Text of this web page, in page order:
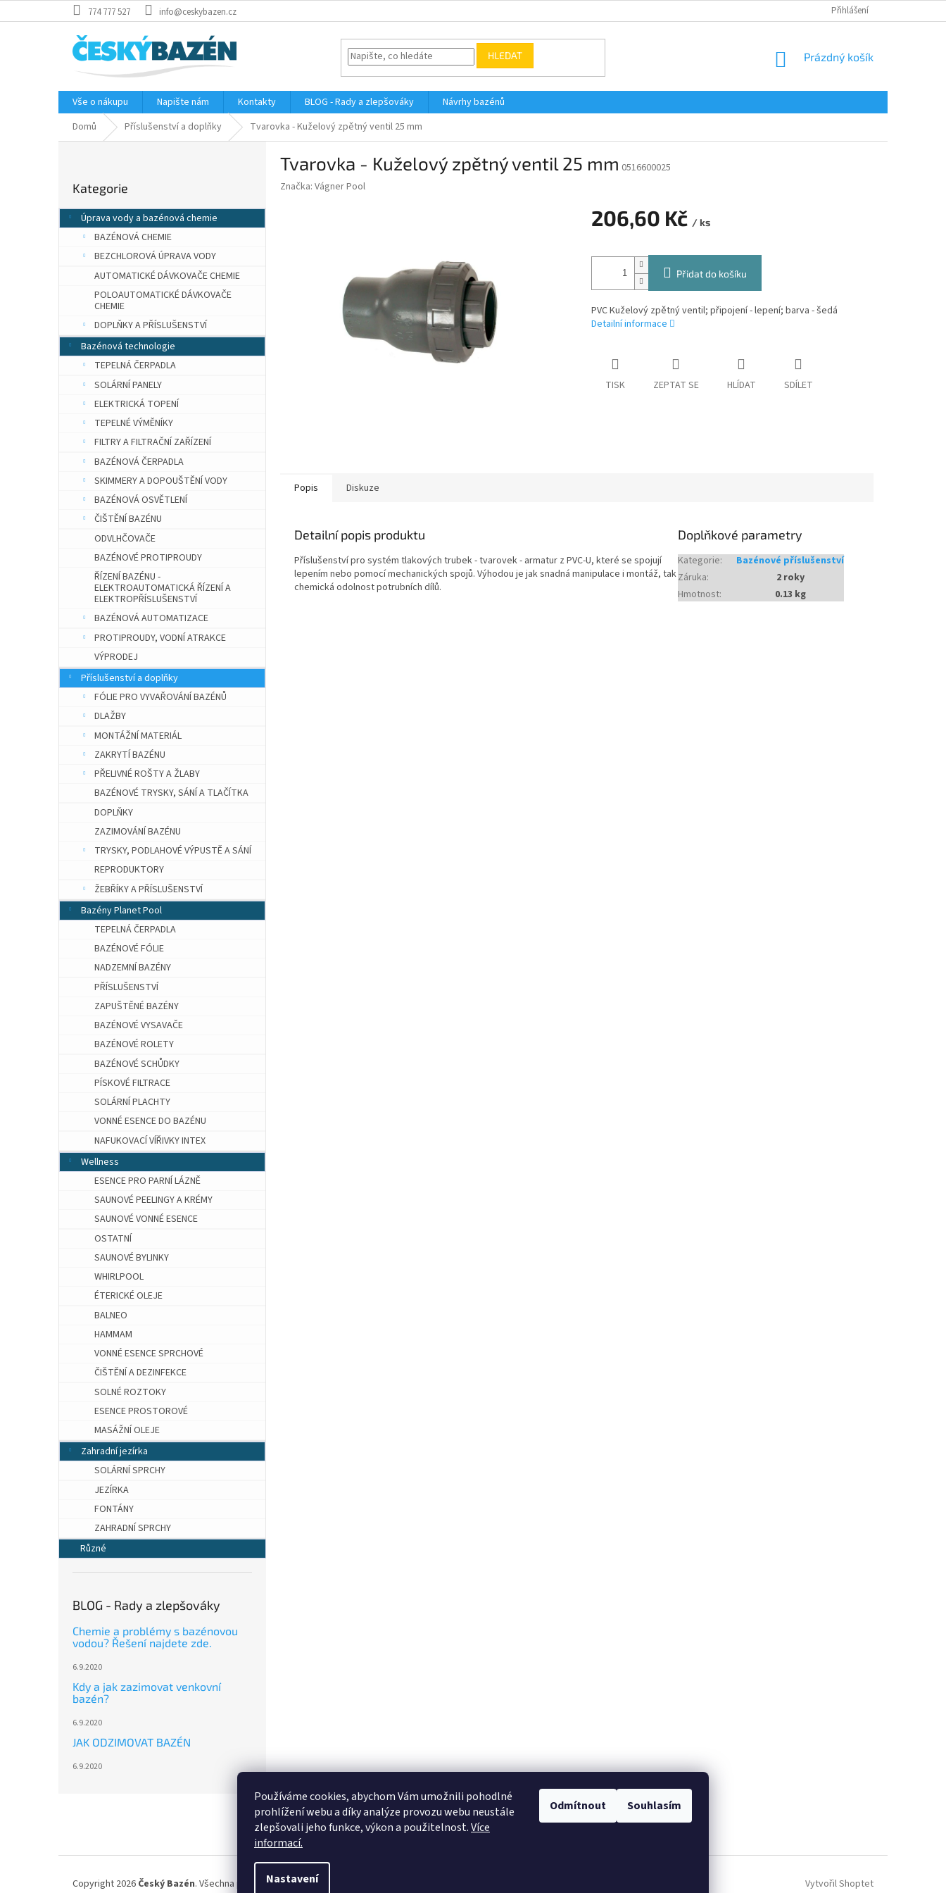
Používáme cookies, abychom Vám umožnili pohodlné
prohlížení webu a díky analýze provozu webu neustále
zlepšovali jeho funkce, výkon a použitelnost.Více
informací.
Nastavení
Odmítnout Souhlasím
na
774 777 527 info@ceskybazen.cz Přihlášení
HLEDAT
NÁKUPNÍ
Prázdný košík
Vše o nákupu Napište nám Kontakty BLOG - Rady a zlepšováky
Návrhy bazénů
Domů
Příslušenství a doplňky Tvarovka - Kuželový zpětný ventil 25 mm
r
a
e
kategorie
Kategorie
Úprava vody a bazénová chemie
BAZÉNOVÁ CHEMIE
BEZCHLOROVÁ ÚPRAVA VODY
AUTOMATICKÉ DÁVKOVAČE CHEMIE
POLOAUTOMATICKÉ DÁVKOVAČE
CHEMIE
DOPLŇKY A PŘÍSLUŠENSTVÍ
Bazénová technologie
TEPELNÁ ČERPADLA
SOLÁRNÍ PANELY
ELEKTRICKÁ TOPENÍ
TEPELNÉ VÝMĚNÍKY
FILTRY A FILTRAČNÍ ZAŘÍZENÍ
BAZÉNOVÁ ČERPADLA
SKIMMERY A DOPOUŠTĚNÍ VODY
BAZÉNOVÁ OSVĚTLENÍ
ČIŠTĚNÍ BAZÉNU
ODVLHČOVAČE
BAZÉNOVÉ PROTIPROUDY
ŘÍZENÍ BAZÉNU -
ELEKTROAUTOMATICKÁ ŘÍZENÍ A
ELEKTROPŘÍSLUŠENSTVÍ
BAZÉNOVÁ AUTOMATIZACE
PROTIPROUDY, VODNÍ ATRAKCE
VÝPRODEJ
Příslušenství a doplňky
FÓLIE PRO VYVAŘOVÁNÍ BAZÉNŮ
DLAŽBY
MONTÁŽNÍ MATERIÁL
ZAKRYTÍ BAZÉNU
PŘELIVNÉ ROŠTY A ŽLABY
BAZÉNOVÉ TRYSKY, SÁNÍ A TLAČÍTKA
DOPLŇKY
ZAZIMOVÁNÍ BAZÉNU
TRYSKY, PODLAHOVÉ VÝPUSTĚ A SÁNÍ
REPRODUKTORY
ŽEBŘÍKY A PŘÍSLUŠENSTVÍ
Bazény Planet Pool
TEPELNÁ ČERPADLA
BAZÉNOVÉ FÓLIE
NADZEMNÍ BAZÉNY
PŘÍSLUŠENSTVÍ
ZAPUŠTĚNÉ BAZÉNY
BAZÉNOVÉ VYSAVAČE
BAZÉNOVÉ ROLETY
BAZÉNOVÉ SCHŮDKY
PÍSKOVÉ FILTRACE
SOLÁRNÍ PLACHTY
VONNÉ ESENCE DO BAZÉNU
NAFUKOVACÍ VÍŘIVKY INTEX
Wellness
ESENCE PRO PARNÍ LÁZNĚ
SAUNOVÉ PEELINGY A KRÉMY
SAUNOVÉ VONNÉ ESENCE
OSTATNÍ
SAUNOVÉ BYLINKY
WHIRLPOOL
ÉTERICKÉ OLEJE
BALNEO
HAMMAM
VONNÉ ESENCE SPRCHOVÉ
ČIŠTĚNÍ A DEZINFEKCE
SOLNÉ ROZTOKY
ESENCE PROSTOROVÉ
MASÁŽNÍ OLEJE
Zahradní jezírka
SOLÁRNÍ SPRCHY
JEZÍRKA
FONTÁNY
ZAHRADNÍ SPRCHY
Různé
BLOG - Rady a zlepšováky
Chemie a problémy s bazénovou
vodou? Řešení najdete zde.
6.9.2020
Kdy a jak zazimovat venkovní
bazén?
6.9.2020
JAK ODZIMOVAT BAZÉN
6.9.2020
Tvarovka - Kuželový zpětný ventil 25 mm 0516600025
Značka: Vágner Pool
206,60 Kč / ks
cena:
Přidat do košíku
PVC Kuželový zpětný ventil; připojení - lepení; barva - šedá
Detailní informace
TISK ZEPTAT SE HLÍDAT SDÍLET
Popis Diskuze
Detailní popis produktu
Příslušenství pro systém tlakových trubek - tvarovek - armatur z PVC-U, které se spojují
lepením nebo pomocí mechanických spojů. Výhodou je jak snadná manipulace i montáž, tak
chemická odolnost potrubních dílů.
Doplňkové parametry
Kategorie:
Bazénové příslušenství
Záruka:
2 roky
Hmotnost: 0.13 kg
Heureka.cz
Vytvořil Shoptet
Copyright 2026 Český Bazén. Všechna práva vyhrazena.Upravit nastavení cookies